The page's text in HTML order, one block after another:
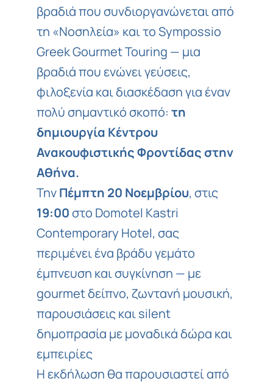
βραδιά που συνδιοργανώνεται από
τη «Νοσηλεία» και τοSympossio
Greek Gourmet Touring — μια
βραδιά που ενώνει γεύσεις,
φιλοξενία και διασκέδαση για έναν
πολύ σημαντικό σκοπό: τη
δημιουργία Κέντρου
Ανακουφιστικής Φροντίδας στην
Αθήνα.
ΤηνΠέμπτη 20 Νοεμβρίου, στις
19:00στο Domotel Kastri
Contemporary Hotel, σας
περιμένει ένα βράδυ γεμάτο
έμπνευση και συγκίνηση — με
gourmet δείπνο, ζωντανή μουσική,
παρουσιάσεις και silent
δημοπρασία με μοναδικά δώρα και
εμπειρίες
Η εκδήλωση θα παρουσιαστεί από